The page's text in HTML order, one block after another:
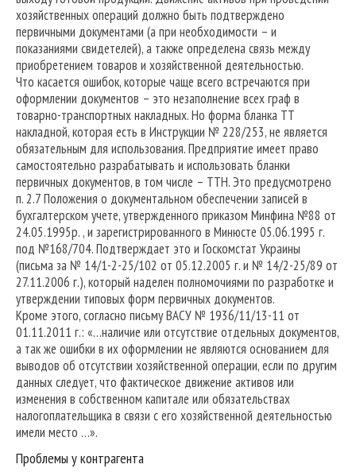
хозяйственных операций должно быть подтверждено
первичными документами (а при необходимости – и
показаниями свидетелей), а также определена связь между
приобретением товаров и хозяйственной деятельностью.
Что касается ошибок, которые чаще всего встречаются при
оформлении документов – это незаполнение всех граф в
товарно-транспортных накладных. Но форма бланка ТТ
накладной, которая есть в Инструкции № 228/253, не является
обязательным для использования. Предприятие имеет право
самостоятельно разрабатывать и использовать бланки
первичных документов, в том числе – ТТН. Это предусмотрено
п. 2.7 Положения о документальном обеспечении записей в
бухгалтерском учете, утвержденного приказом Минфина №88 от
24.05.1995р. , и зарегистрированного в Минюсте 05.06.1995 г.
под №168/704. Подтверждает это и Госкомстат Украины
(письма за № 14/1-2-25/102 от 05.12.2005 г. и № 14/2-25/89 от
27.11.2006 г.), который наделен полномочиями по разработке и
утверждении типовых форм первичных документов.
Кроме этого, согласно письму ВАСУ № 1936/11/13-11 от
01.11.2011 г.: «…наличие или отсутствие отдельных документов,
а так же ошибки в их оформлении не являются основанием для
выводов об отсутствии хозяйственной операции, если по другим
данных следует, что фактическое движение активов или
изменения в собственном капитале или обязательствах
налогоплательщика в связи с его хозяйственной деятельностью
имели место …».
Проблемы у контрагента